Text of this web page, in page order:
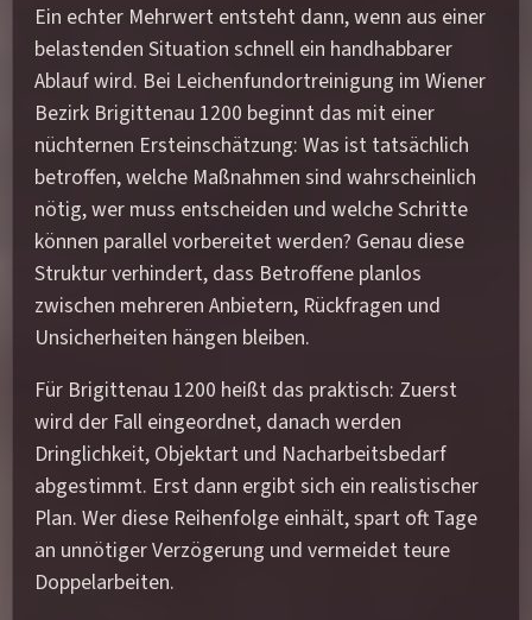
Ein echter Mehrwert entsteht dann, wenn aus einer
belastenden Situation schnell ein handhabbarer
Ablauf wird. Bei Leichenfundortreinigung im Wiener
Bezirk Brigittenau 1200 beginnt das mit einer
nüchternen Ersteinschätzung: Was ist tatsächlich
betroffen, welche Maßnahmen sind wahrscheinlich
nötig, wer muss entscheiden und welche Schritte
können parallel vorbereitet werden? Genau diese
Struktur verhindert, dass Betroffene planlos
zwischen mehreren Anbietern, Rückfragen und
Unsicherheiten hängen bleiben.
Für Brigittenau 1200 heißt das praktisch: Zuerst
wird der Fall eingeordnet, danach werden
Dringlichkeit, Objektart und Nacharbeitsbedarf
abgestimmt. Erst dann ergibt sich ein realistischer
Plan. Wer diese Reihenfolge einhält, spart oft Tage
an unnötiger Verzögerung und vermeidet teure
Doppelarbeiten.